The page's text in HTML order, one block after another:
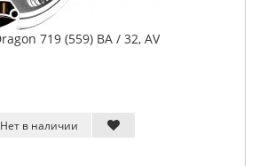
719 (559) BA / 32, AV
Нет в наличии